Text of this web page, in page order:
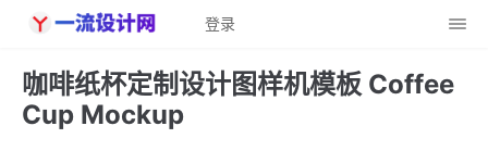
登录
咖啡纸杯定制设计图样机模板 Coffee
Cup Mockup